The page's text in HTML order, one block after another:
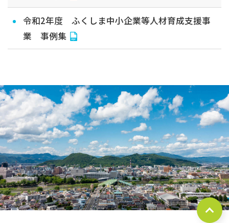
令和2年度 ふくしま中小企業等人材育成支援事
業 事例集